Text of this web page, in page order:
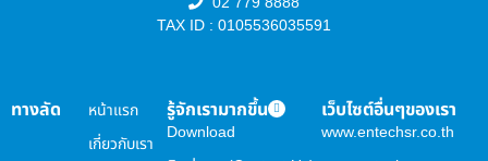
TAX ID : 0105536035591
ทางลัด
หน้าแรก
เกี่ยวกับเรา
รู้จักเรามากขึ้น
Download
เว็บไซต์อื่นๆของเรา
www.entechsr.co.th